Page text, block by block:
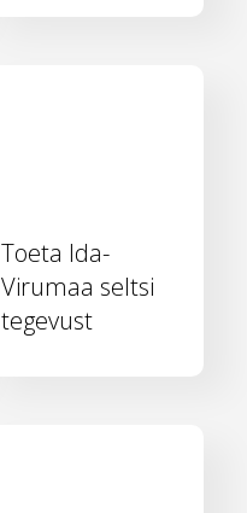
Toeta Ida-
Virumaa seltsi
tegevust